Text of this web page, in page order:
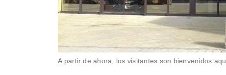
A partir de ahora, los visitantes son bienvenidos